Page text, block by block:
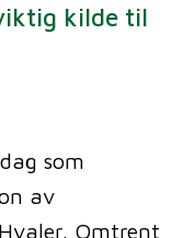
kilde til
som
av
Omtrent